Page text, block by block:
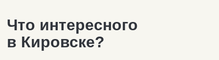
райдеров. Трассы соответствуют
европейскому уровню и сертификату
FIS. Их общая протяжённость — 30 км.
16 из 25 трасс Большого Вудъявра